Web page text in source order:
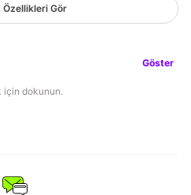
Özellikleri Gör
Göster
için dokunun.